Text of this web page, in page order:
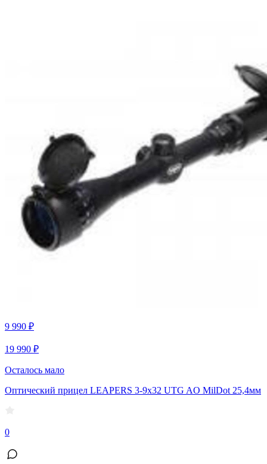
9 990 ₽
19 990 ₽
Осталось мало
Оптический прицел LEAPERS 3-9x32 UTG AO MilDot 25,4мм
0